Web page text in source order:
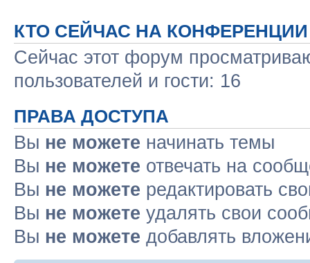
КТО СЕЙЧАС НА КОНФЕРЕНЦИИ
Сейчас этот форум
пользователей и гости: 16
ПРАВА ДОСТУПА
Вы не можете начинать темы
Вы не можете отвечать на
Вы не можете редактировать
Вы не можете удалять свои
Вы не можете добавлять